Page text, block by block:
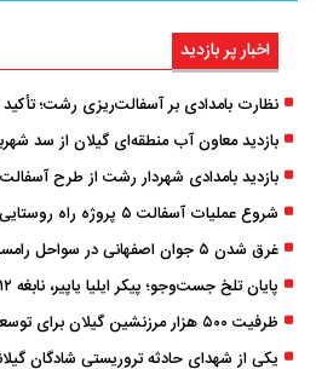
اخبار پر بازدید
غرق شدن ۵ جوان اصفهانی در سواحل رامسر